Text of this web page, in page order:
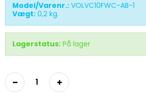
Model/Varenr.: VOLVC10FWC-AB-1
Vægt: 0,2 kg.
Lagerstatus: På lager